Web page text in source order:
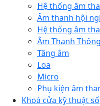
Hệ thống âm
Âm thanh hội
Hệ thống âm
Âm Thanh
Tăng âm
Loa
Micro
Phụ kiện âm
Khoá cửa kỹ thuật số